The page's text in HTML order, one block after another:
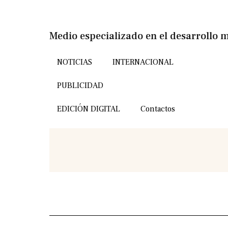
Medio especializado en el desarrollo
NOTICIAS INTERNACIONAL
PUBLICIDAD
EDICIÓN DIGITAL Contactos